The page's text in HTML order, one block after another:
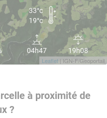
Leaflet | IGN-F/Geoportail
33°c
19°c
04h47 19h08
à proximité de
?